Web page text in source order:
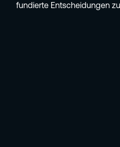
fundierte Entscheidungen